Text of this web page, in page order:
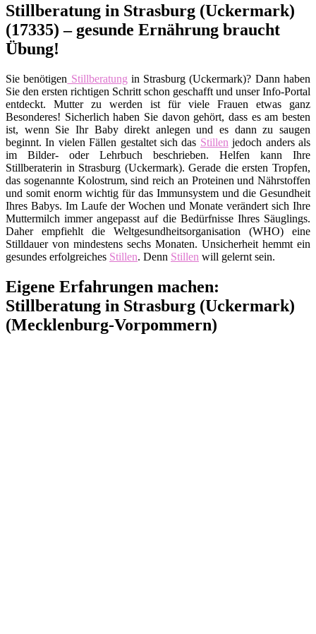
Stillberatung in Strasburg (Uckermark)
(17335) – gesunde Ernährung braucht
Übung!
Sie benötigen Stillberatung in Strasburg (Uckermark)? Dann haben
Sie den ersten richtigen Schritt schon geschafft und unser Info-Portal
entdeckt. Mutter zu werden ist für viele Frauen etwas ganz
Besonderes! Sicherlich haben Sie davon gehört, dass es am besten
ist, wenn Sie Ihr Baby direkt anlegen und es dann zu saugen
beginnt. In vielen Fällen gestaltet sich das Stillen jedoch anders als
im Bilder- oder Lehrbuch beschrieben. Helfen kann Ihre
Stillberaterin in Strasburg (Uckermark). Gerade die ersten Tropfen,
das sogenannte Kolostrum, sind reich an Proteinen und Nährstoffen
und somit enorm wichtig für das Immunsystem und die Gesundheit
Ihres Babys. Im Laufe der Wochen und Monate verändert sich Ihre
Muttermilch immer angepasst auf die Bedürfnisse Ihres Säuglings.
Daher empfiehlt die Weltgesundheitsorganisation (WHO) eine
Stilldauer von mindestens sechs Monaten. Unsicherheit hemmt ein
gesundes erfolgreiches Stillen. Denn Stillen will gelernt sein.
Eigene Erfahrungen machen:
Stillberatung in Strasburg (Uckermark)
(Mecklenburg-Vorpommern)